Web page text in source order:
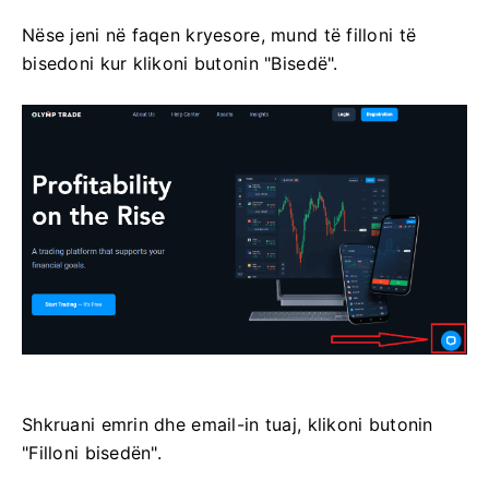
Nëse jeni në faqen kryesore, mund të filloni të
bisedoni kur klikoni butonin "Bisedë".
Shkruani emrin dhe email-in tuaj, klikoni butonin
"Filloni bisedën".